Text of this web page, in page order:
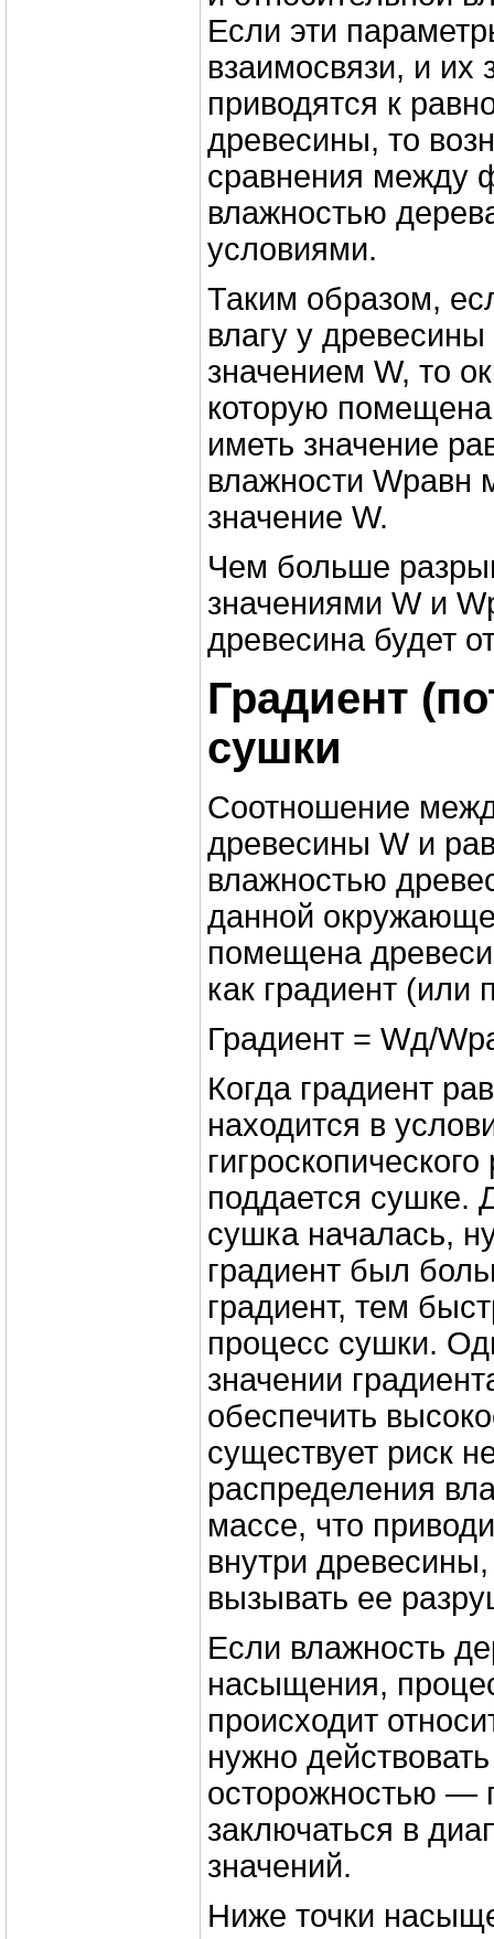
Если эти
взаимосвязи, и их
приводятся к
древесины, то
сравнения между
влажностью
условиями.
Таким образом,
влагу у
значением W, то
которую
иметь значение
влажности Wравн
значение W.
Чем больше
значениями W и
древесина будет
Градиент
сушки
Соотношение
древесины W и
влажностью
данной
помещена
как градиент (или
Градиент = Wд/
Когда градиент
находится в
поддается сушке.
сушка началась,
градиент был
градиент, тем
процесс сушки.
значении
обеспечить
существует риск
распределения
массе, что
внутри
вызывать ее
Если влажность
насыщения,
происходит
нужно
осторожностью —
заключаться в
значений.
Ниже точки